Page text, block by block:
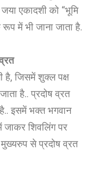
एकादशी को “भूमि
में भी जाना जाता है.
है, जिसमें शुक्ल पक्ष
है.. प्रदोष व्रत
इसमें भक्त भगवान
जाकर शिवलिंग पर
से प्रदोष व्रत